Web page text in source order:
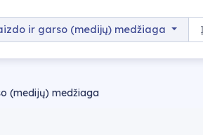
ir garso (medijų) medžiaga
(medijų) medžiaga